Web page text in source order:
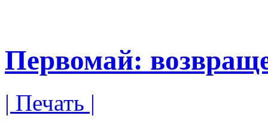
Первомай:
| Печать |